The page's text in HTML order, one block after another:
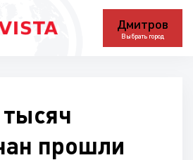
Дмитров
Выбрать город
прошли